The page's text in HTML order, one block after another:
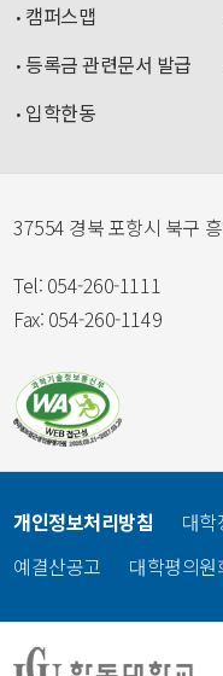
캠퍼스맵
등록금 관련문서 발급
입학한동
37554 경북 포항시 북구
Tel: 054-260-1111
Fax: 054-260-1149
개인정보처리방침 대학
예결산공고
대학평의원